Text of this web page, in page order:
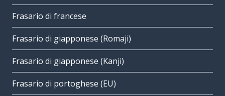
Frasario di francese
Frasario di giapponese (Romaji)
Frasario di giapponese (Kanji)
Frasario di portoghese (EU)